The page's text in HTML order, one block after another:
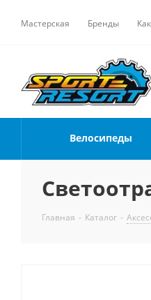
Мастерская Бренды
Велосипеды
Главная - Каталог -